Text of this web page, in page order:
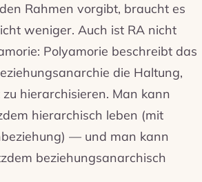
Rahmen vorgibt, braucht es
weniger. Auch ist RA nicht
Polyamorie beschreibt das
die Haltung,
hierarchisieren. Man kann
hierarchisch leben (mit
— und man kann
beziehungsanarchisch